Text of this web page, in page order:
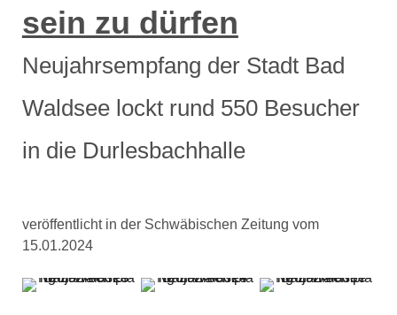
sein zu dürfen
Neujahrsempfang der Stadt Bad
Waldsee lockt rund 550 Besucher
in die Durlesbachhalle
veröffentlicht in der Schwäbischen Zeitung vom
15.01.2024